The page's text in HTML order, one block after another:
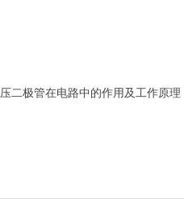
二极管在电路中的作用及工作原理